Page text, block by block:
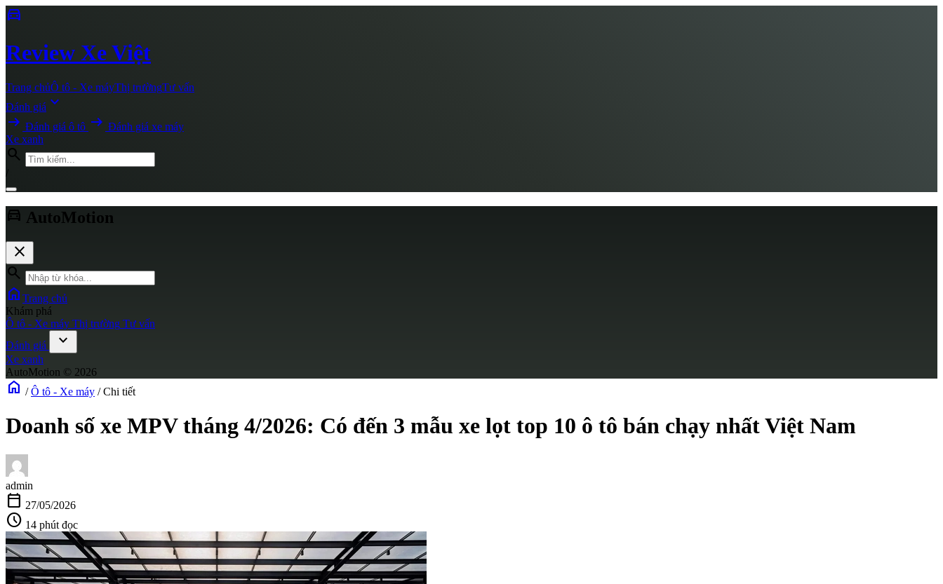
directions_car
Review Xe Việt
Trang chủÔ tô - Xe máyThị trườngTư vấn
Đánh giá expand_more
arrow_right_alt Đánh giá ô tô arrow_right_alt Đánh giá xe máy
Xe xanh
search
directions_car AutoMotion
close
search
home Trang chủ
Khám phá
Ô tô - Xe máy Thị trường Tư vấn
Đánh giá
expand_more
Xe xanh
AutoMotion © 2026
home / Ô tô - Xe máy / Chi tiết
Doanh số xe MPV tháng 4/2026: Có đến 3 mẫu xe lọt top 10 ô tô bán chạy nhất Việt Nam
admin
calendar_today 27/05/2026
schedule 14 phút đọc